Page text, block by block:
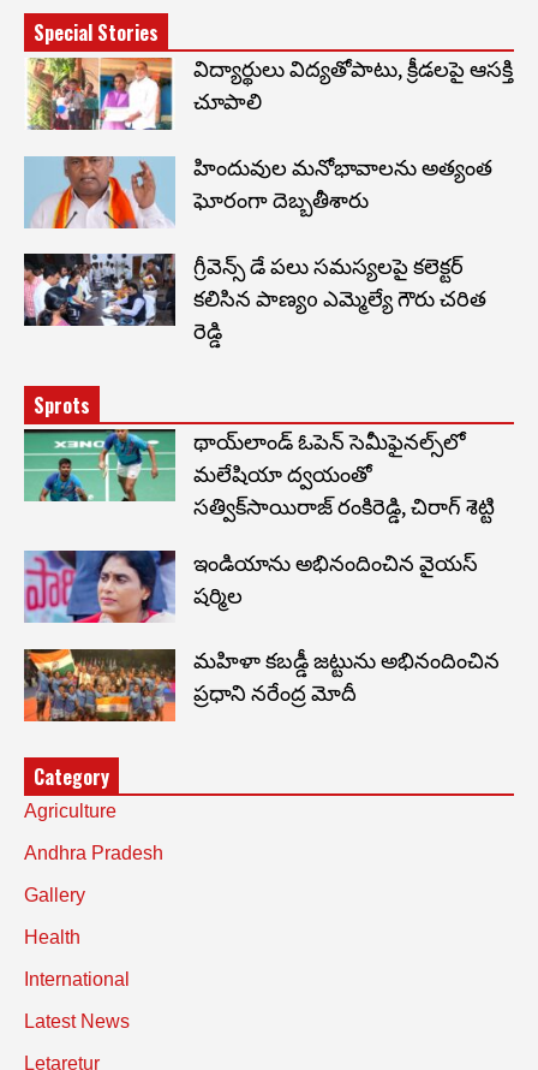
Special Stories
విద్యార్థులు విద్యతోపాటు, క్రీడలపై ఆసక్తి
చూపాలి
హిందువుల మనోభావాలను అత్యంత
ఘోరంగా దెబ్బతీశారు
గ్రీవెన్స్ డే పలు సమస్యలపై కలెక్టర్
కలిసిన పాణ్యo ఎమ్మెల్యే గౌరు చరిత
రెడ్డి
Sprots
థాయ్‌లాండ్ ఓపెన్ సెమీఫైనల్స్‌లో
మలేషియా ద్వయంతో
సత్విక్‌సాయిరాజ్ రంకిరెడ్డి, చిరాగ్ శెట్టి
ఇండియాను అభినందించిన వైయస్
షర్మిల
మహిళా కబడ్డీ జట్టును అభినందించిన
ప్రధాని నరేంద్ర మోదీ
Category
Agriculture
Andhra Pradesh
Gallery
Health
International
Latest News
Letaretur